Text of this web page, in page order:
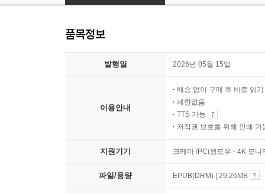
품목정보
발행일 2026년 05월 15일
이용안내
배송 없이 구매 후 바로 읽기
제한없음
TTS 가능
저작권 보호를 위해 인쇄 기
지원기기 크레마 /PC(윈도우 - 4K 모
파일/용량 EPUB(DRM) | 29.26MB